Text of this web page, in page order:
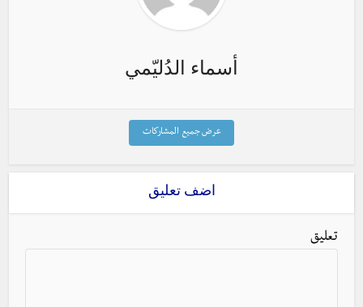
أسماء الدُليّمي
عرض جميع المشاركات
اضف تعليق
تعليق